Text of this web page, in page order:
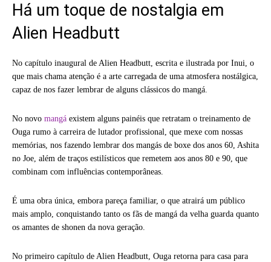
Há um toque de nostalgia em
Alien Headbutt
No capítulo inaugural de Alien Headbutt, escrita e ilustrada por Inui, o
que mais chama atenção é a arte carregada de uma atmosfera nostálgica,
capaz de nos fazer lembrar de alguns clássicos do mangá.
No novo mangá existem alguns painéis que retratam o treinamento de
Ouga rumo à carreira de lutador profissional, que mexe com nossas
memórias, nos fazendo lembrar dos mangás de boxe dos anos 60, Ashita
no Joe, além de traços estilísticos que remetem aos anos 80 e 90, que
combinam com influências contemporâneas.
É uma obra única, embora pareça familiar, o que atrairá um público
mais amplo, conquistando tanto os fãs de mangá da velha guarda quanto
os amantes de shonen da nova geração.
No primeiro capítulo de Alien Headbutt, Ouga retorna para casa para